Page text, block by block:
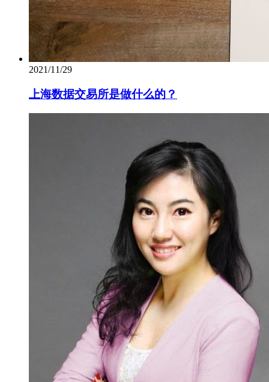
2021/11/29
上海数据交易所是做什么的？